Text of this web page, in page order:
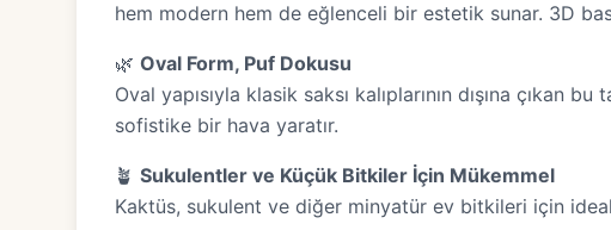
hem modern hem de eğlenceli bir estetik sunar. 3D
🌿 Oval Form, Puf Dokusu
Oval yapısıyla klasik saksı kalıplarının dışına
sofistike bir hava yaratır.
🪴 Sukulentler ve Küçük Bitkiler İçin Mükemmel
Kaktüs, sukulent ve diğer minyatür ev bitkileri için